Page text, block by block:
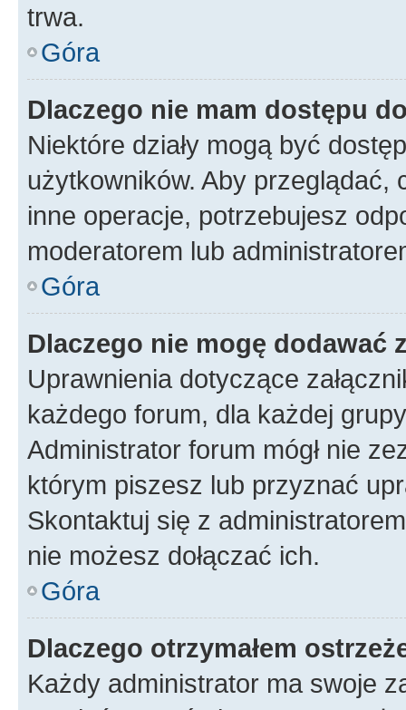
trwa.
Góra
Dlaczego nie mam dostępu
Niektóre działy mogą być
użytkowników. Aby
inne operacje, potrzebujesz
moderatorem lub
Góra
Dlaczego nie mogę dodawać
Uprawnienia dotyczące
każdego forum, dla każdej
Administrator forum mógł nie
którym piszesz lub przyznać
Skontaktuj się z
nie możesz dołączać ich.
Góra
Dlaczego otrzymałem
Każdy administrator ma swoje